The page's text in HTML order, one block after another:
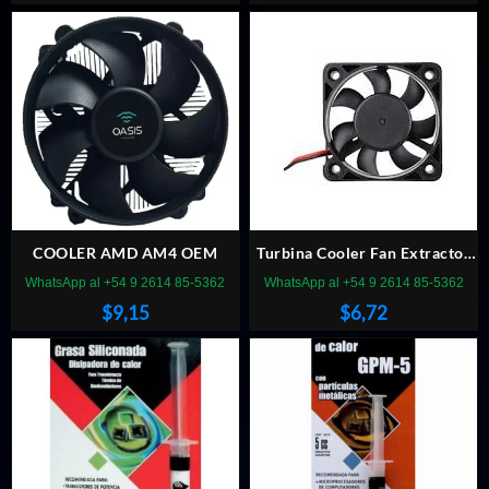
COOLER AMD AM4 OEM
$9,15
WhatsApp al +54 9 2614 85-5362
Turbina Cooler Fan Extractor
60x60x10mm 12vcc Buje 2,5
$6,72
WhatsApp al +54 9 2614 85-5362